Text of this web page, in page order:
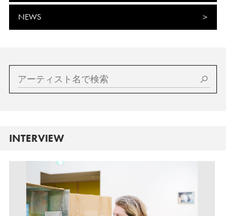
NEWS
INTERVIEW